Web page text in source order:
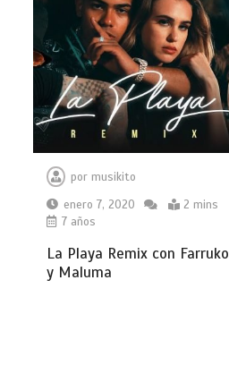
por musikito
enero 7, 2020
2 mins
7 años
La Playa Remix con Farruko
y Maluma